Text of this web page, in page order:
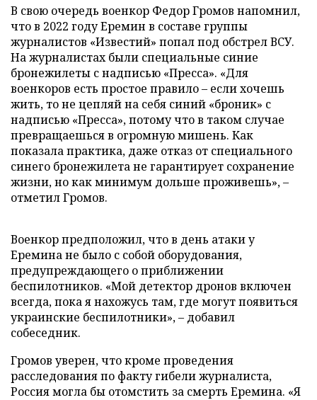
В свою очередь военкор Федор Громов напомнил,
что в 2022 году Еремин в составе группы
журналистов «Известий» попал под обстрел ВСУ.
На журналистах были специальные синие
бронежилеты с надписью «Пресса». «Для
военкоров есть простое правило – если хочешь
жить, то не цепляй на себя синий «броник» с
надписью «Пресса», потому что в таком случае
превращаешься в огромную мишень. Как
показала практика, даже отказ от специального
синего бронежилета не гарантирует сохранение
жизни, но как минимум дольше проживешь», –
отметил Громов.
Военкор предположил, что в день атаки у
Еремина не было с собой оборудования,
предупреждающего о приближении
беспилотников. «Мой детектор дронов включен
всегда, пока я нахожусь там, где могут появиться
украинские беспилотники», – добавил
собеседник.
Громов уверен, что кроме проведения
расследования по факту гибели журналиста,
Россия могла бы отомстить за смерть Еремина. «Я